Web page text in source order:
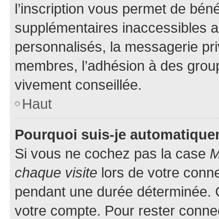
l’inscription vous permet de
supplémentaires inaccessibles
personnalisés, la messagerie
membres, l’adhésion à des
vivement conseillée.
Haut
Pourquoi suis-je
Si vous ne cochez pas la case
chaque visite lors de votre
pendant une durée déterminée.
votre compte. Pour rester